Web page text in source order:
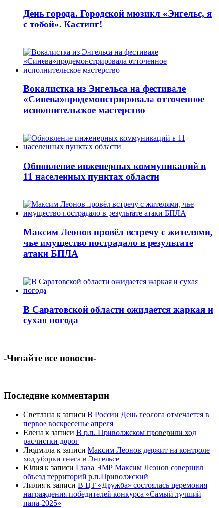
День города. Городской мюзикл «Энгельс, я
с тобой». Кастинг!
Вокалистка из Энгельса на фестивале
«Синева»продемонстрировала отточенное
исполнительское мастерство
Обновление инженерных коммуникаций в
11 населенных пунктах области
Максим Леонов провёл встречу с жителями,
чье имущество пострадало в результате
атаки БПЛА
В Саратовской области ожидается жаркая и
сухая погода
-Читайте все новости-
Последние комментарии
Светлана к записи В России День геолога отмечается в
первое воскресенье апреля
Елена к записи В р.п. Приволжском проверили ход
расчистки дорог
Людмила к записи Максим Леонов держит на контроле
ход уборки снега в Энгельсе
Юлия к записи Глава ЭМР Максим Леонов совершил
объезд территорий р.п.Приволжский
Лилия к записи В ЦТ «Дружба» состоялась церемония
награждения победителей конкурса «Самый лучший
папа-2025»